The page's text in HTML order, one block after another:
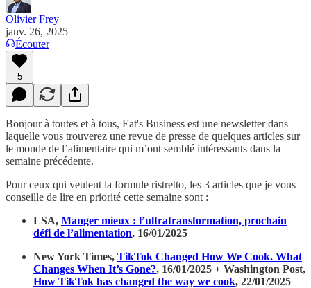
Olivier Frey
janv. 26, 2025
Écouter
5
Bonjour à toutes et à tous, Eat's Business est une newsletter dans
laquelle vous trouverez une revue de presse de quelques articles sur
le monde de l’alimentaire qui m’ont semblé intéressants dans la
semaine précédente.
Pour ceux qui veulent la formule ristretto, les 3 articles que je vous
conseille de lire en priorité cette semaine sont :
LSA, Manger mieux : l’ultratransformation, prochain
défi de l’alimentation, 16/01/2025
New York Times, TikTok Changed How We Cook. What
Changes When It’s Gone?, 16/01/2025 + Washington Post,
How TikTok has changed the way we cook, 22/01/2025